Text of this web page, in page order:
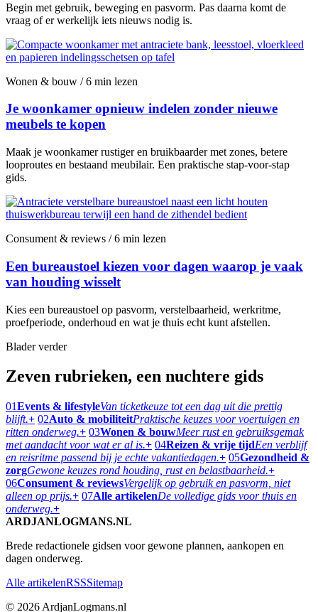
Begin met gebruik, beweging en pasvorm. Pas daarna komt de
vraag of er werkelijk iets nieuws nodig is.
Wonen & bouw / 6 min lezen
Je woonkamer opnieuw indelen zonder nieuwe
meubels te kopen
Maak je woonkamer rustiger en bruikbaarder met zones, betere
looproutes en bestaand meubilair. Een praktische stap-voor-stap
gids.
Consument & reviews / 6 min lezen
Een bureaustoel kiezen voor dagen waarop je vaak
van houding wisselt
Kies een bureaustoel op pasvorm, verstelbaarheid, werkritme,
proefperiode, onderhoud en wat je thuis echt kunt afstellen.
Blader verder
Zeven rubrieken, een nuchtere gids
01Events & lifestyleVan ticketkeuze tot een dag uit die prettig
blijft.+ 02Auto & mobiliteitPraktische keuzes voor voertuigen en
ritten onderweg.+ 03Wonen & bouwMeer rust en gebruiksgemak
met aandacht voor wat er al is.+ 04Reizen & vrije tijdEen verblijf
en reisritme passend bij je echte vakantiedagen.+ 05Gezondheid &
zorgGewone keuzes rond houding, rust en belastbaarheid.+
06Consument & reviewsVergelijk op gebruik en pasvorm, niet
alleen op prijs.+ 07Alle artikelenDe volledige gids voor thuis en
onderweg.+
ARDJANLOGMANS.NL
Brede redactionele gidsen voor gewone plannen, aankopen en
dagen onderweg.
Alle artikelenRSSSitemap
© 2026 ArdjanLogmans.nl